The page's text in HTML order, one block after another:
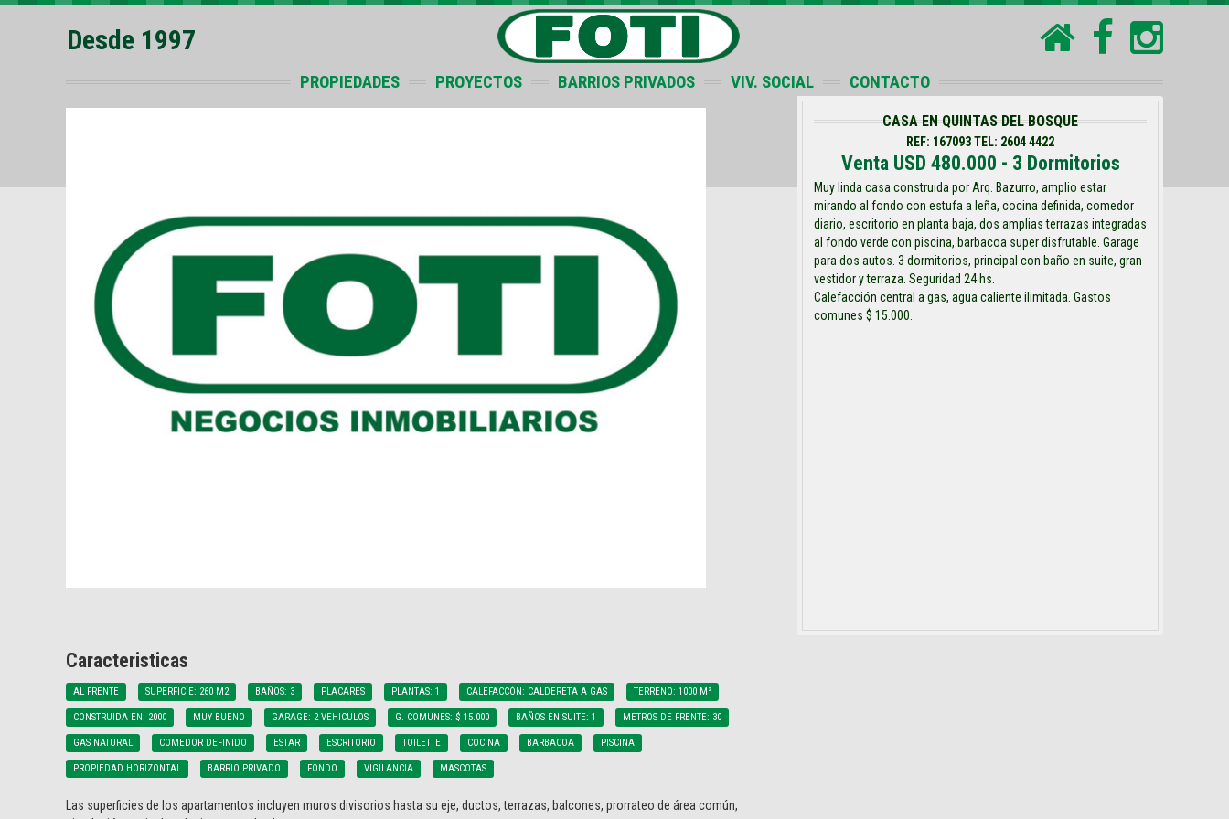
Desde 1997
PROPIEDADES PROYECTOS BARRIOS PRIVADOS VIV. SOCIAL CONTACTO
CASA EN QUINTAS DEL BOSQUE
REF: 167093 TEL: 2604 4422
Venta USD 480.000 - 3 Dormitorios
Muy linda casa construida por Arq. Bazurro, amplio estar
mirando al fondo con estufa a leña, cocina definida, comedor
diario, escritorio en planta baja, dos amplias terrazas integradas
al fondo verde con piscina, barbacoa super disfrutable. Garage
para dos autos. 3 dormitorios, principal con baño en suite, gran
vestidor y terraza. Seguridad 24 hs.
Calefacción central a gas, agua caliente ilimitada. Gastos
comunes $ 15.000.
Caracteristicas
AL FRENTE SUPERFICIE: 260 M2 BAÑOS: 3 PLACARES PLANTAS: 1 CALEFACCÓN: CALDERETA A GAS TERRENO: 1000 M²
CONSTRUIDA EN: 2000 MUY BUENO GARAGE: 2 VEHICULOS G. COMUNES: $ 15.000 BAÑOS EN SUITE: 1 METROS DE FRENTE: 30
GAS NATURAL COMEDOR DEFINIDO ESTAR ESCRITORIO TOILETTE COCINA BARBACOA PISCINA
PROPIEDAD HORIZONTAL BARRIO PRIVADO FONDO VIGILANCIA MASCOTAS
Las superficies de los apartamentos incluyen muros divisorios hasta su eje, ductos, terrazas, balcones, prorrateo de área común,